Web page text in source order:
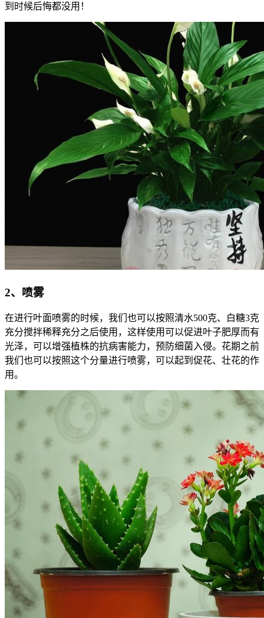
到时候后悔都没用！
2、喷雾
在进行叶面喷雾的时候，我们也可以按照清水500克、白糖3克
充分搅拌稀释充分之后使用，这样使用可以促进叶子肥厚而有
光泽，可以增强植株的抗病害能力，预防细菌入侵。花期之前
我们也可以按照这个分量进行喷雾，可以起到促花、壮花的作
用。